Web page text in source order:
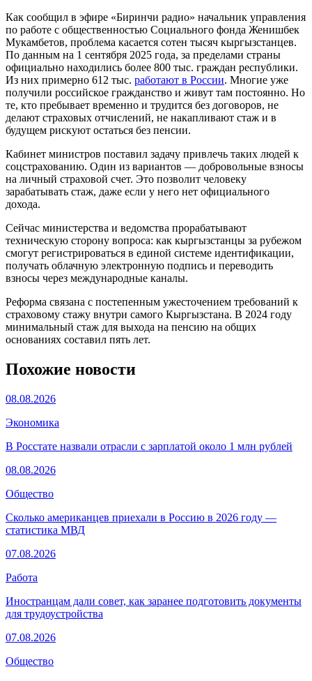
Как сообщил в эфире «Биринчи радио» начальник управления
по работе с общественностью Социального фонда Женишбек
Мукамбетов, проблема касается сотен тысяч кыргызстанцев.
По данным на 1 сентября 2025 года, за пределами страны
официально находились более 800 тыс. граждан республики.
Из них примерно 612 тыс. работают в России. Многие уже
получили российское гражданство и живут там постоянно. Но
те, кто пребывает временно и трудится без договоров, не
делают страховых отчислений, не накапливают стаж и в
будущем рискуют остаться без пенсии.
Кабинет министров поставил задачу привлечь таких людей к
соцстрахованию. Один из вариантов — добровольные взносы
на личный страховой счет. Это позволит человеку
зарабатывать стаж, даже если у него нет официального
дохода.
Сейчас министерства и ведомства прорабатывают
техническую сторону вопроса: как кыргызстанцы за рубежом
смогут регистрироваться в единой системе идентификации,
получать облачную электронную подпись и переводить
взносы через международные каналы.
Реформа связана с постепенным ужесточением требований к
страховому стажу внутри самого Кыргызстана. В 2024 году
минимальный стаж для выхода на пенсию на общих
основаниях составил пять лет.
Похожие новости
08.08.2026
Экономика
В Росстате назвали отрасли с зарплатой около 1 млн рублей
08.08.2026
Общество
Сколько американцев приехали в Россию в 2026 году —
статистика МВД
07.08.2026
Работа
Иностранцам дали совет, как заранее подготовить документы
для трудоустройства
07.08.2026
Общество